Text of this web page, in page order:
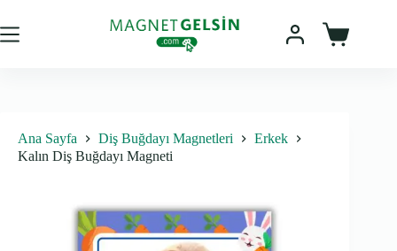
content
Sepet
Ana Sayfa Diş Buğdayı Magnetleri
Erkek
Kalın Diş Buğdayı Magneti